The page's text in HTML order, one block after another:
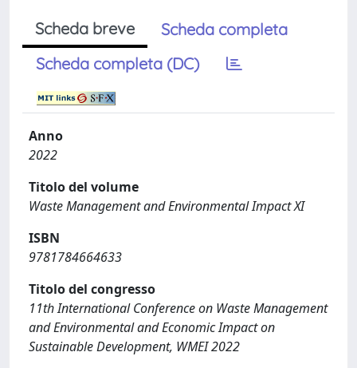
Scheda breve
Scheda completa
Scheda completa (DC)
Anno
2022
Titolo del volume
Waste Management and Environmental Impact XI
ISBN
9781784664633
Titolo del congresso
11th International Conference on Waste Management
and Environmental and Economic Impact on
Sustainable Development, WMEI 2022